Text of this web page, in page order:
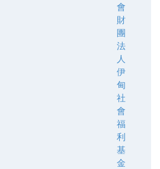
會
財
團
法
人
伊
甸
社
會
福
利
基
金